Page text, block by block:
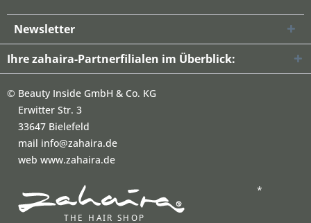
Newsletter
Ihre zahaira-Partnerfilialen im Überblick:
© Beauty Inside GmbH & Co. KG
Erwitter Str. 3
33647 Bielefeld
mail info@zahaira.de
web www.zahaira.de
*